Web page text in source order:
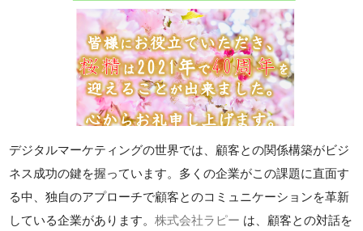
デジタルマーケティングの世界では、顧客との関係構築がビジ
ネス成功の鍵を握っています。多くの企業がこの課題に直面す
る中、独自のアプローチで顧客とのコミュニケーションを革新
している企業があります。株式会社ラピー は、顧客との対話を